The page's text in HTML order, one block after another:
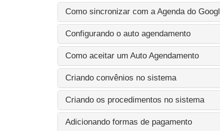
Como sincronizar com a Agenda do
Configurando o auto agendamento
Como aceitar um Auto Agendamento
Criando convênios no sistema
Criando os procedimentos no sistema
Adicionando formas de pagamento